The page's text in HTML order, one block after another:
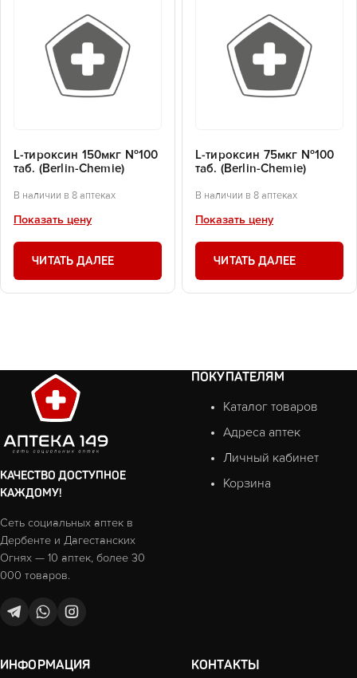
L-тироксин 150мкг №100
таб. (Berlin-Chemie)
В наличии в 8 аптеках
Показать цену
ЧИТАТЬ ДАЛЕЕ
L-тироксин 75мкг №100
таб. (Berlin-Chemie)
В наличии в 8 аптеках
Показать цену
ЧИТАТЬ ДАЛЕЕ
КАЧЕСТВО ДОСТУПНОЕ
КАЖДОМУ!
Сеть социальных аптек в
Дербенте и Дагестанских
Огнях — 10 аптек, более 30
000 товаров.
ПОКУПАТЕЛЯМ
Каталог товаров
Адреса аптек
Личный кабинет
Корзина
ИНФОРМАЦИЯ КОНТАКТЫ